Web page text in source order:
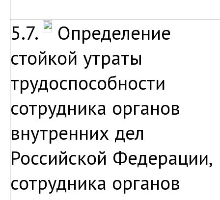
5.7.
Определение
стойкой утраты
трудоспособности
сотрудника органов
внутренних дел
Российской Федерации,
сотрудника органов